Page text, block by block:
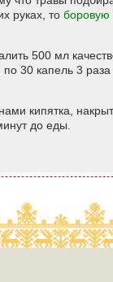
руках, то боровую
500 мл
30 капель 3
кипятка,
до еды.